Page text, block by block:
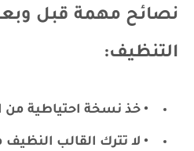
نصائح مهمة قبل
التنظيف:
• خذ نسخة احتياطية من
• لا تترك القالب